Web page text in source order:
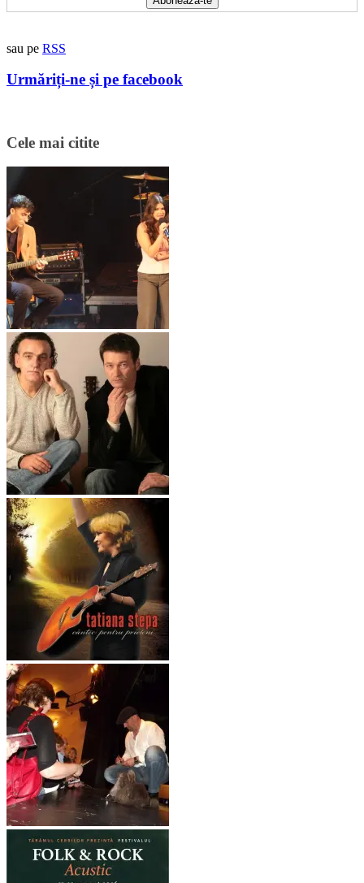
sau pe RSS
Urmăriți-ne și pe facebook
Cele mai citite